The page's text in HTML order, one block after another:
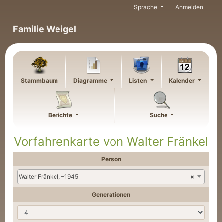
Familie Weigel
Sprache Anmelden
Stammbaum Diagramme Listen Kalender
Berichte Suche
Vorfahrenkarte von Walter Fränkel
Person
×
Walter Fränkel, –1945
Generationen